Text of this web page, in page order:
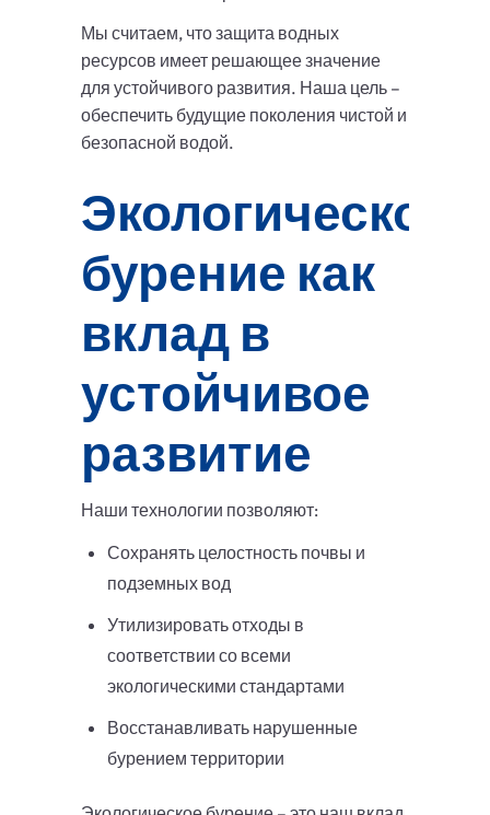
Мы считаем, что защита водных
ресурсов имеет решающее значение
для устойчивого развития. Наша цель –
обеспечить будущие поколения чистой и
безопасной водой.
Экологическое
бурение как
вклад в
устойчивое
развитие
Наши технологии позволяют:
Сохранять целостность почвы и
подземных вод
Утилизировать отходы в
соответствии со всеми
экологическими стандартами
Восстанавливать нарушенные
бурением территории